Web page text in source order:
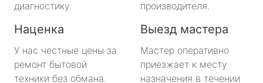
диагностику.
производителя.
Наценка
У нас честные цены за
ремонт бытовой
техники без обмана.
Выезд мастера
Мастер оперативно
приезжает к месту
назначения в течении